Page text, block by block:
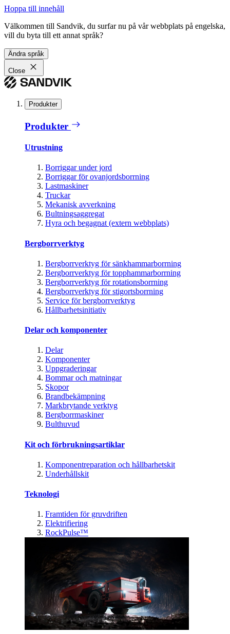
Hoppa till innehåll
Välkommen till Sandvik, du surfar nu på vår webbplats på engelska,
vill du byta till ett annat språk?
Ändra språk
Close
Produkter
Produkter
Utrustning
Borriggar under jord
Borriggar för ovanjordsborrning
Lastmaskiner
Truckar
Mekanisk avverkning
Bultningsaggregat
Hyra och begagnat (extern webbplats)
Bergborrverktyg
Bergborrverktyg för sänkhammarborrning
Bergborrverktyg för topphammarborrning
Bergborrverktyg för rotationsborrning
Bergborrverktyg för stigortsborrning
Service för bergborrverktyg
Hållbarhetsinitiativ
Delar och komponenter
Delar
Komponenter
Uppgraderingar
Bommar och matningar
Skopor
Brandbekämpning
Markbrytande verktyg
Bergborrmaskiner
Bulthuvud
Kit och förbrukningsartiklar
Komponentreparation och hållbarhetskit
Underhållskit
Teknologi
Framtiden för gruvdriften
Elektrifiering
RockPulse™